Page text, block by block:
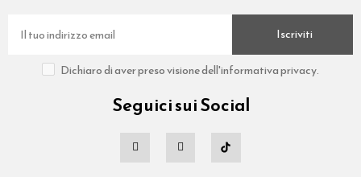
Iscriviti
Dichiaro di aver preso visione dell'informativa privacy.
Seguici sui Social